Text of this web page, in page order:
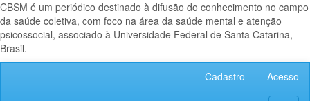
CBSM é um periódico destinado à difusão do conhecimento no campo
da saúde coletiva, com foco na área da saúde mental e atenção
psicossocial, associado à Universidade Federal de Santa Catarina,
Brasil.
Cadastro Acesso